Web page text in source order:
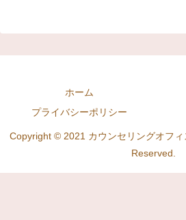
ホーム
プライバシーポリシー
Copyright © 2021 カウンセリングオフ
Reserved.